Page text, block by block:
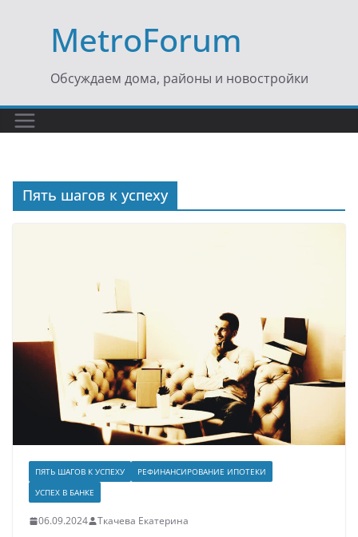
содержимомуMetroForum
Обсуждаем дома, районы и новостройки
Пять шагов к успеху
ПЯТЬ ШАГОВ К УСПЕХУ
РЕФИНАНСИРОВАНИЕ ИПОТЕКИ
УСПЕХ В БАНКЕ
06.09.2024 Ткачева Екатерина